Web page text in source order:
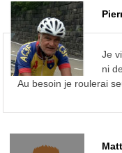
Je
ni
Au besoin je roulerai